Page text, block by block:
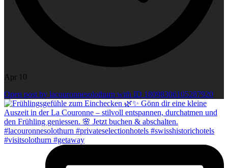
Apr 10
Open post by lacouronnesolothurn with ID 18098306105287920